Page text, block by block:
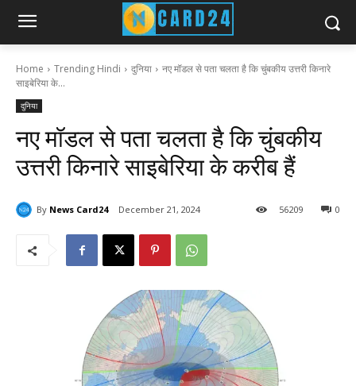
Home Trending Hindi दुनिया
नए मॉडल से पता चलता है कि चुंबकीय उत्तरी किनारे
साइबेरिया के...
दुनिया
नए मॉडल से पता चलता है कि चुंबकीय
उत्तरी किनारे साइबेरिया के करीब हैं
By News Card24 December 21, 2024 0
56209